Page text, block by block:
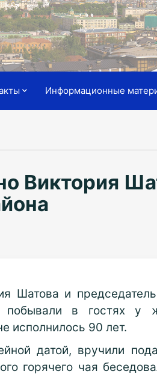
Информационные
Виктория
Шатова и
в гостях у
исполнилось 90 лет.
датой, вручили
горячего чая